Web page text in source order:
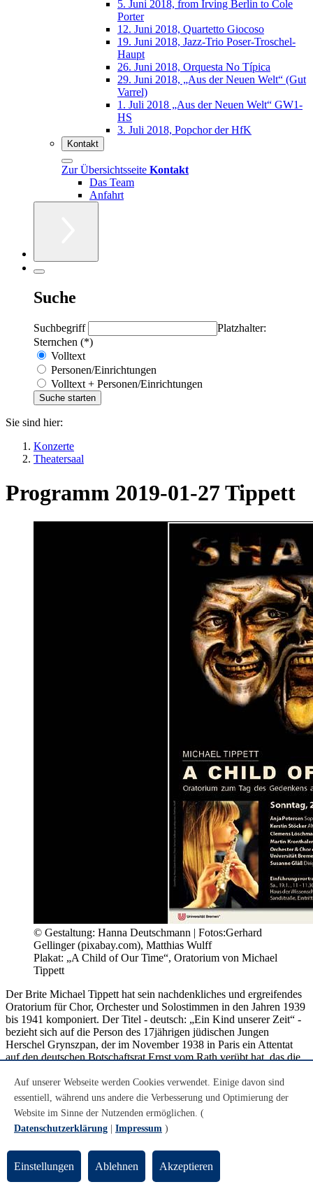
5. Juni 2018, from Irving Berlin to Cole
Porter
12. Juni 2018, Quartetto Giocoso
19. Juni 2018, Jazz-Trio Poser-Troschel-
Haupt
26. Juni 2018, Orquesta No Típica
29. Juni 2018, „Aus der Neuen Welt“ (Gut
Varrel)
1. Juli 2018 „Aus der Neuen Welt“ GW1-
HS
3. Juli 2018, Popchor der HfK
Kontakt
Zur Übersichtsseite Kontakt
Das Team
Anfahrt
Suche
Suchbegriff
Platzhalter:
Sternchen (*)
Volltext
Personen/Einrichtungen
Volltext + Personen/Einrichtungen
Sie sind hier:
Konzerte
Theatersaal
Programm 2019-01-27 Tippett
© Gestaltung: Hanna Deutschmann | Fotos:Gerhard
Gellinger (pixabay.com), Matthias Wulff
Plakat: „A Child of Our Time“, Oratorium von Michael
Tippett
Der Brite Michael Tippett hat sein nachdenkliches und ergreifendes
Oratorium für Chor, Orchester und Solostimmen in den Jahren 1939
bis 1941 komponiert. Der Titel - deutsch: „Ein Kind unserer Zeit“ -
bezieht sich auf die Person des 17jährigen jüdischen Jungen
Herschel Grynszpan, der im November 1938 in Paris ein Attentat
auf den deutschen Botschaftsrat Ernst vom Rath verübt hat, das die
deutsche Bevölkerung, die „Reichskristallnacht“. Tippett hatte im
britischen Ausland durch die Medien von dem Attentat und den
Pogromen erfahren und reagierte darauf unmittelbar mit der
Komposition dieses Oratoriums. Er reflektiert die Hintergründe und
Motive von Grynszpans Tat und ihre Konsequenzen. Tippett war
kritisch gegenüber.
Auf unserer Webseite werden Cookies verwendet. Einige davon sind
essentiell, während uns andere die Verbesserung und Optimierung der
Website im Sinne der Nutzenden ermöglichen. (
Datenschutzerklärung
Impressum )
Einstellungen Ablehnen Akzeptieren